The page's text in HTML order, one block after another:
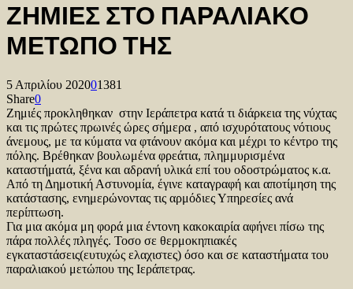
ΖΗΜΙΕΣ ΣΤΟ ΠΑΡΑΛΙΑΚΟ
ΜΕΤΩΠΟ ΤΗΣ
5 Απριλίου 202001381
Share0
Ζημιές προκληθηκαν στην Ιεράπετρα κατά τι διάρκεια της νύχτας
και τις πρώτες πρωινές ώρες σήμερα , από ισχυρότατους νότιους
άνεμους, με τα κύματα να φτάνουν ακόμα και μέχρι το κέντρο της
πόλης. Βρέθηκαν βουλωμένα φρεάτια, πλημμυρισμένα
καταστήματά, ξένα και αδρανή υλικά επί του οδοστρώματος κ.α.
Από τη Δημοτική Αστυνομία, έγινε καταγραφή και αποτίμηση της
κατάστασης, ενημερώνοντας τις αρμόδιες Υπηρεσίες ανά
περίπτωση.
Για μια ακόμα μη φορά μια έντονη κακοκαιρία αφήνει πίσω της
πάρα πολλές πληγές. Τοσο σε θερμοκηπιακές
εγκαταστάσεις(ευτυχώς ελαχιστες) όσο και σε καταστήματα του
παραλιακού μετώπου της Ιεράπετρας.